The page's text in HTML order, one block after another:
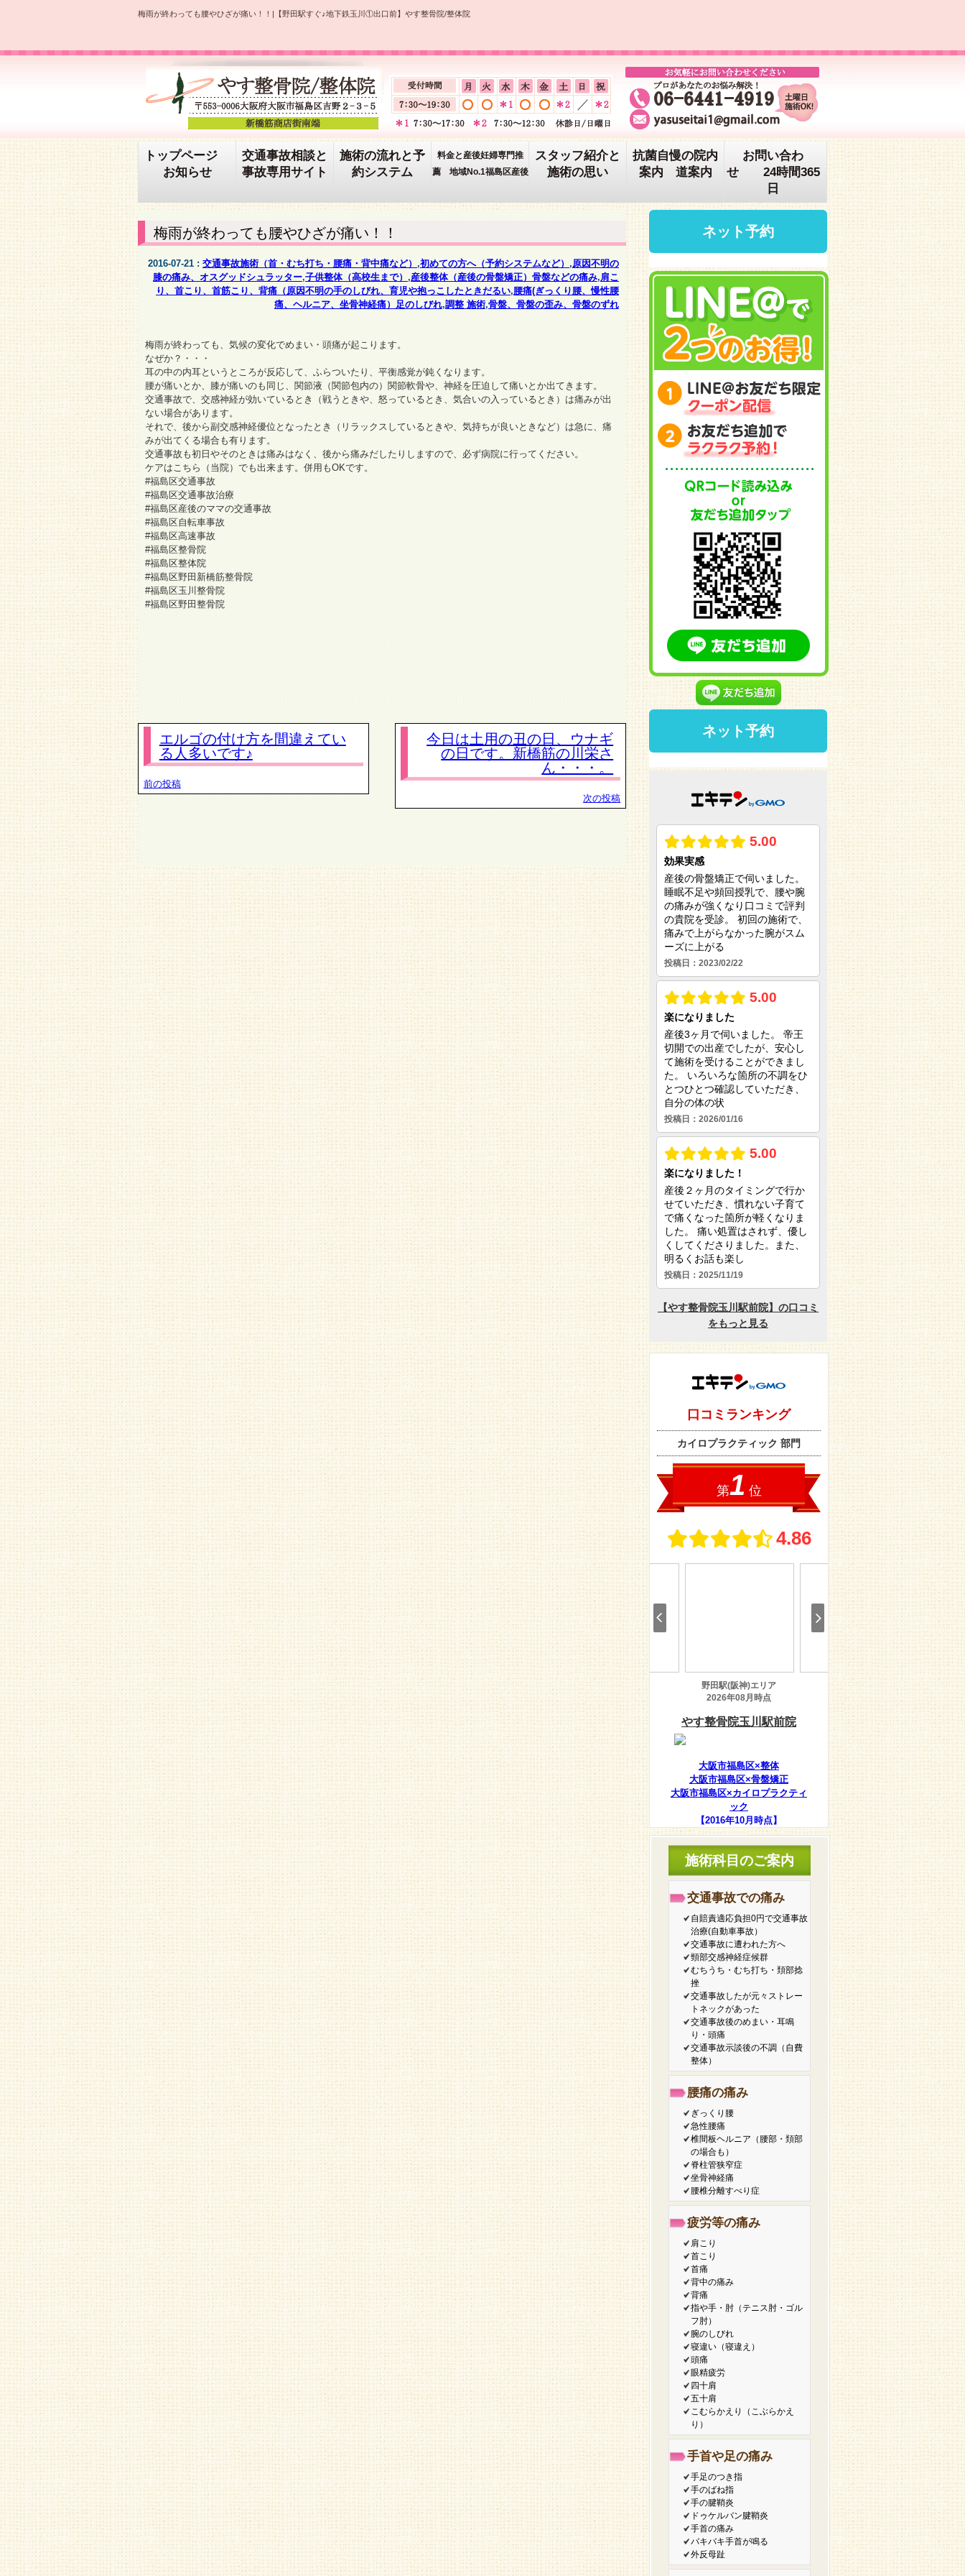
梅雨が終わっても腰やひざが痛い！！|【野田駅すぐ♪地下鉄玉川①出口前】やす整骨院/整体院
トップページ
お知らせ
交通事故相談と
事故専用サイト
施術の流れと予
約システム
料金と産後妊婦専門推
薦 地域No.1福島区産後
スタッフ紹介と
施術の思い
抗菌自慢の院内
案内 道案内
お問い合わ
せ 24時間365
日
梅雨が終わっても腰やひざが痛い！！
2016-07-21 : 交通事故施術（首・むち打ち・腰痛・背中痛など） ,初めての方へ（予約システムなど） ,原因不明の
膝の痛み、オスグッドシュラッター,子供整体（高校生まで） ,産後整体（産後の骨盤矯正）骨盤などの痛み,肩こ
り、首こり、首筋こり、背痛（原因不明の手のしびれ、育児や抱っこしたときだるい,腰痛(ぎっくり腰、慢性腰
痛、ヘルニア、坐骨神経痛）足のしびれ,調整 施術,骨盤、骨盤の歪み、骨盤のずれ
梅雨が終わっても、気候の変化でめまい・頭痛が起こります。
なぜか？・・・
耳の中の内耳というところが反応して、ふらついたり、平衡感覚が鈍くなります。
腰が痛いとか、膝が痛いのも同じ、関節液（関節包内の）関節軟骨や、神経を圧迫して痛いとか出てきます。
交通事故で、交感神経が効いているとき（戦うときや、怒っているとき、気合いの入っているとき）は痛みが出
ない場合があります。
それで、後から副交感神経優位となったとき（リラックスしているときや、気持ちが良いときなど）は急に、痛
みが出てくる場合も有ります。
交通事故も初日やそのときは痛みはなく、後から痛みだしたりしますので、必ず病院に行ってください。
ケアはこちら（当院）でも出来ます。併用もOKです。
#福島区交通事故
#福島区交通事故治療
#福島区産後のママの交通事故
#福島区自転車事故
#福島区高速事故
#福島区整骨院
#福島区整体院
#福島区野田新橋筋整骨院
#福島区玉川整骨院
#福島区野田整骨院
エルゴの付け方を間違えてい
る人多いです♪
前の投稿
今日は土用の丑の日、ウナギ
の日です。新橋筋の川栄さ
ん・・・。
次の投稿
大阪市福島区×整体
大阪市福島区×骨盤矯正
大阪市福島区×カイロプラクティ
ック
【2016年10月時点】
施術科目のご案内
交通事故での痛み
自賠責適応負担0円で交通事故
治療(自動車事故）
交通事故に遭われた方へ
頸部交感神経症候群
むちうち・むち打ち・頚部捻
挫
交通事故したが元々ストレー
トネックがあった
交通事故後のめまい・耳鳴
り・頭痛
交通事故示談後の不調（自費
整体）
腰痛の痛み
ぎっくり腰
急性腰痛
椎間板ヘルニア（腰部・頚部
の場合も）
脊柱管狭窄症
坐骨神経痛
腰椎分離すべり症
疲労等の痛み
肩こり
首こり
首痛
背中の痛み
背痛
指や手・肘（テニス肘・ゴル
フ肘）
腕のしびれ
寝違い（寝違え）
頭痛
眼精疲労
四十肩
五十肩
こむらかえり（こぶらかえ
り）
手首や足の痛み
手足のつき指
手のばね指
手の腱鞘炎
ドゥケルバン腱鞘炎
手首の痛み
バキバキ手首が鳴る
外反母趾